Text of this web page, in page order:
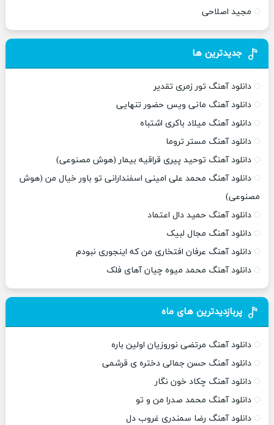
مجید اصلاحی
جدیدترین ها
دانلود آهنگ تور زمری تقدیر
دانلود آهنگ مانی ویس حضور تنهایی
دانلود آهنگ میلاد باکری اشتباه
دانلود آهنگ مستر تروما
دانلود آهنگ توحید پیری قراقیه بیمار (هوش مصنوعی)
دانلود آهنگ محمد علی امینی اسفندارانی تو باور خیال من (هوش
مصنوعی)
دانلود آهنگ حمید دال اعتماد
دانلود آهنگ مجال لبیک
دانلود آهنگ عرفان افتخاری من که اینجوری نبودم
دانلود آهنگ محمد میوه چیان آهای فلک
پربازدیدترین های ماه
دانلود آهنگ مرتضی نوروزیان اولین باره
دانلود آهنگ حسن جمالی دختره ی قرشمی
دانلود آهنگ چکاد خون نگار
دانلود آهنگ محمد صدرا من و تو
دانلود آهنگ رضا سمندری غروب دل